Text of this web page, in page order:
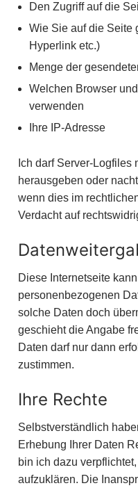
Den Zugriff auf die
Wie Sie auf die Seite
Hyperlink etc.)
Menge der
Welchen Browser
verwenden
Ihre IP-Adresse
Ich darf Server-Logfiles
herausgeben oder
wenn dies im
Verdacht auf
Diese Internetseite
personenbezogenen
solche Daten doch
geschieht die Angabe
Daten darf nur dann
zustimmen.
Ihre Rechte
Selbstverständlich
Erhebung Ihrer Daten
bin ich dazu
aufzuklären. Die